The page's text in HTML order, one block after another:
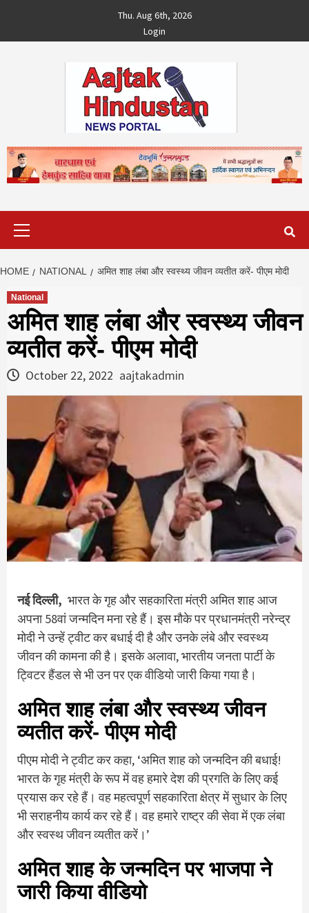
content
Thu. Aug 6th, 2026
Login
HOME NATIONAL अमित शाह लंबा और स्वस्थ्य जीवन व्यतीत करें- पीएम मोदी
National
अमित शाह लंबा और स्वस्थ्य जीवन
व्यतीत करें- पीएम मोदी
October 22, 2022 aajtakadmin
नई दिल्ली, भारत के गृह और सहकारिता मंत्री अमित शाह आज
अपना 58वां जन्मदिन मना रहे हैं। इस मौके पर प्रधानमंत्री नरेन्द्र
मोदी ने उन्हें ट्वीट कर बधाई दी है और उनके लंबे और स्वस्थ्य
जीवन की कामना की है। इसके अलावा, भारतीय जनता पार्टी के
ट्विटर हैंडल से भी उन पर एक वीडियो जारी किया गया है।
अमित शाह लंबा और स्वस्थ्य जीवन
व्यतीत करें- पीएम मोदी
पीएम मोदी ने ट्वीट कर कहा, ‘अमित शाह को जन्मदिन की बधाई!
भारत के गृह मंत्री के रूप में वह हमारे देश की प्रगति के लिए कई
प्रयास कर रहे हैं। वह महत्वपूर्ण सहकारिता क्षेत्र में सुधार के लिए
भी सराहनीय कार्य कर रहे हैं। वह हमारे राष्ट्र की सेवा में एक लंबा
और स्वस्थ जीवन व्यतीत करें।’
अमित शाह के जन्मदिन पर भाजपा ने
जारी किया वीडियो